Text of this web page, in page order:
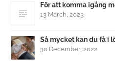
För att komma igång
13 March, 2023
Så mycket kan du få i
30 December, 2022